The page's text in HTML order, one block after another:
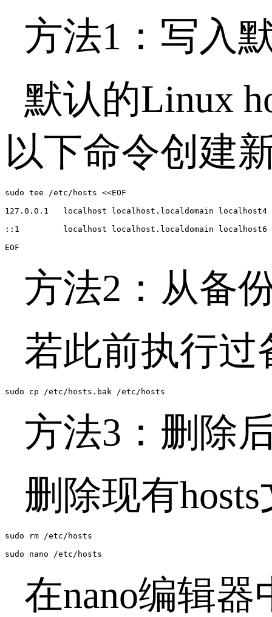
方法1 ：写入
默认的Linux
以下命令创建
sudo tee /etc/hosts <<EOF
127.0.0.1   localhost localhost.localdomain localhost4
::1         localhost localhost.localdomain localhost6
EOF
方法2 ：从备
若此前执行过
sudo cp /etc/hosts.bak /etc/hosts
方法3 ：删除
删除现有hosts
sudo rm /etc/hosts
sudo nano /etc/hosts
在nano编辑器